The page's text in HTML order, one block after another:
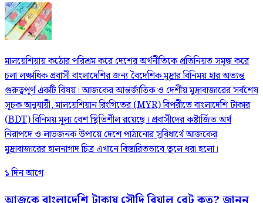
মালয়েশিয়ায় কঠোর পরিশ্রম করে দেশের অর্থনীতিকে প্রতিনিয়ত সমৃদ্ধ করে
চলা লক্ষাধিক প্রবাসী বাংলাদেশির জন্য বৈদেশিক মুদ্রার বিনিময় হার অত্যন্ত
গুরুত্বপূর্ণ একটি বিষয়। আজকের আন্তর্জাতিক ও দেশীয় মুদ্রাবাজারের সর্বশেষ
সূচক অনুযায়ী, মালয়েশিয়ান রিংগিতের (MYR) বিপরীতে বাংলাদেশি টাকার
(BDT) বিনিময় মূল্য বেশ স্থিতিশীল রয়েছে। প্রবাসীদের কষ্টার্জিত অর্থ
নিরাপদে ও লাভজনক উপায়ে দেশে পাঠানোর সুবিধার্থে আজকের
মুদ্রাবাজারের হালনাগাদ চিত্র এখানে বিস্তারিতভাবে তুলে ধরা হলো।
১ দিন আগে